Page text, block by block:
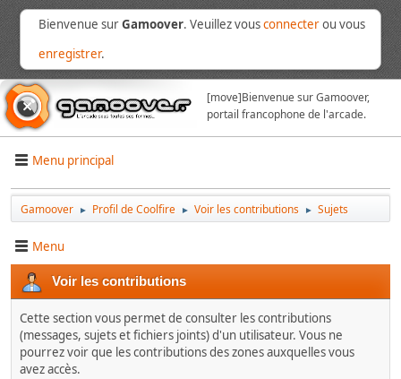
Bienvenue surGamoover. Veuillez vousconnecterou vous
enregistrer.
[move]Bienvenue sur Gamoover,
portail francophone de l'arcade.
Menu principal
Gamoover ► Profil de Coolfire ► Voir les contributions ► Sujets
Menu
Voir les contributions
Cette section vous permet de consulter les contributions
(messages, sujets et fichiers joints) d'un utilisateur. Vous ne
pourrez voir que les contributions des zones auxquelles vous
avez accès.